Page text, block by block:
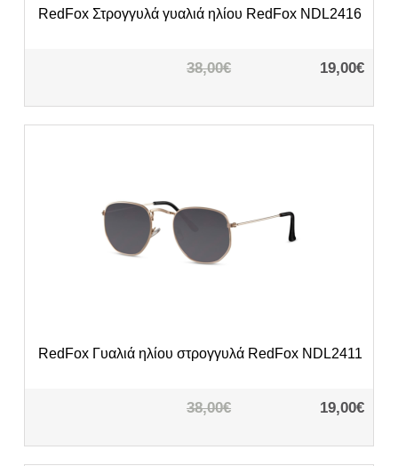
RedFox Στρογγυλά γυαλιά ηλίου RedFox NDL2416
38,00€ 19,00€
RedFox Γυαλιά ηλίου στρογγυλά RedFox NDL2411
38,00€ 19,00€